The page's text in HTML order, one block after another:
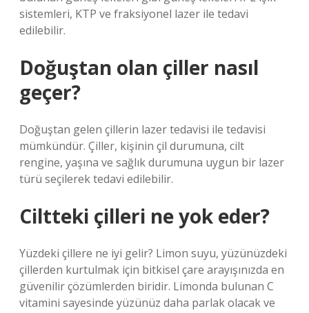
sistemleri, KTP ve fraksiyonel lazer ile tedavi
edilebilir.
Doğuştan olan çiller nasıl
geçer?
Doğuştan gelen çillerin lazer tedavisi ile tedavisi
mümkündür. Çiller, kişinin çil durumuna, cilt
rengine, yaşına ve sağlık durumuna uygun bir lazer
türü seçilerek tedavi edilebilir.
Ciltteki çilleri ne yok eder?
Yüzdeki çillere ne iyi gelir? Limon suyu, yüzünüzdeki
çillerden kurtulmak için bitkisel çare arayışınızda en
güvenilir çözümlerden biridir. Limonda bulunan C
vitamini sayesinde yüzünüz daha parlak olacak ve